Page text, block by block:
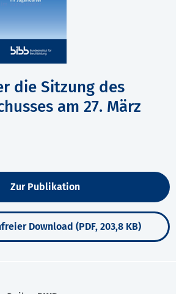
die Sitzung des
am 27. März
Zur Publikation
Download (PDF, 203,8 KB)